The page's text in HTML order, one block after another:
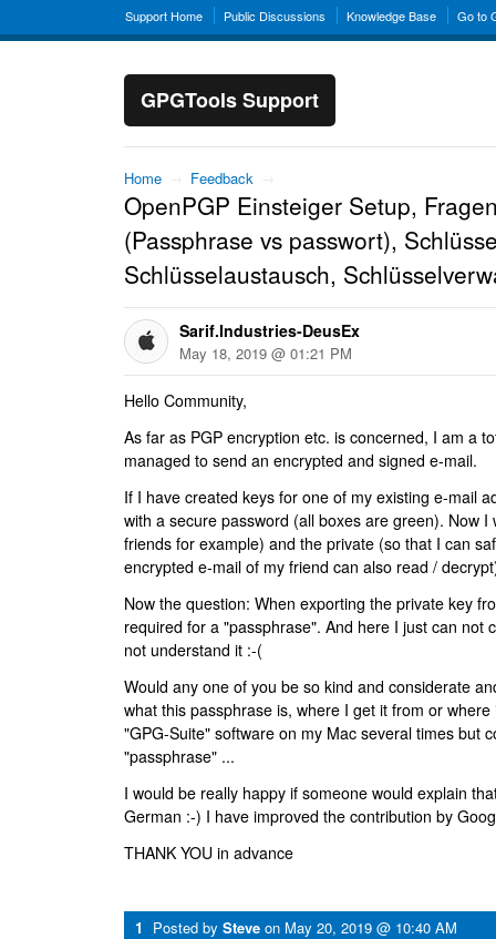
Support Home Public Discussions Knowledge Base Go to
GPGTools Support
Home → Feedback →
OpenPGP Einsteiger Setup,
(Passphrase vs passwort),
Schlüsselaustausch,
Sarif.Industries-DeusEx
May 18, 2019 @ 01:21 PM
Hello Community,
As far as PGP encryption etc. is concerned, I am a
managed to send an encrypted and signed e-mail.
If I have created keys for one of my existing e-mail
with a secure password (all boxes are green). Now
friends for example) and the private (so that I can
encrypted e-mail of my friend can also read /
Now the question: When exporting the private key
required for a "passphrase". And here I just can not
not understand it :-(
Would any one of you be so kind and considerate
what this passphrase is, where I get it from or
"GPG-Suite" software on my Mac several times but
"passphrase" ...
I would be really happy if someone would explain
German :-) I have improved the contribution by
THANK YOU in advance
1 Posted by Steve on May 20, 2019 @ 10:40 AM